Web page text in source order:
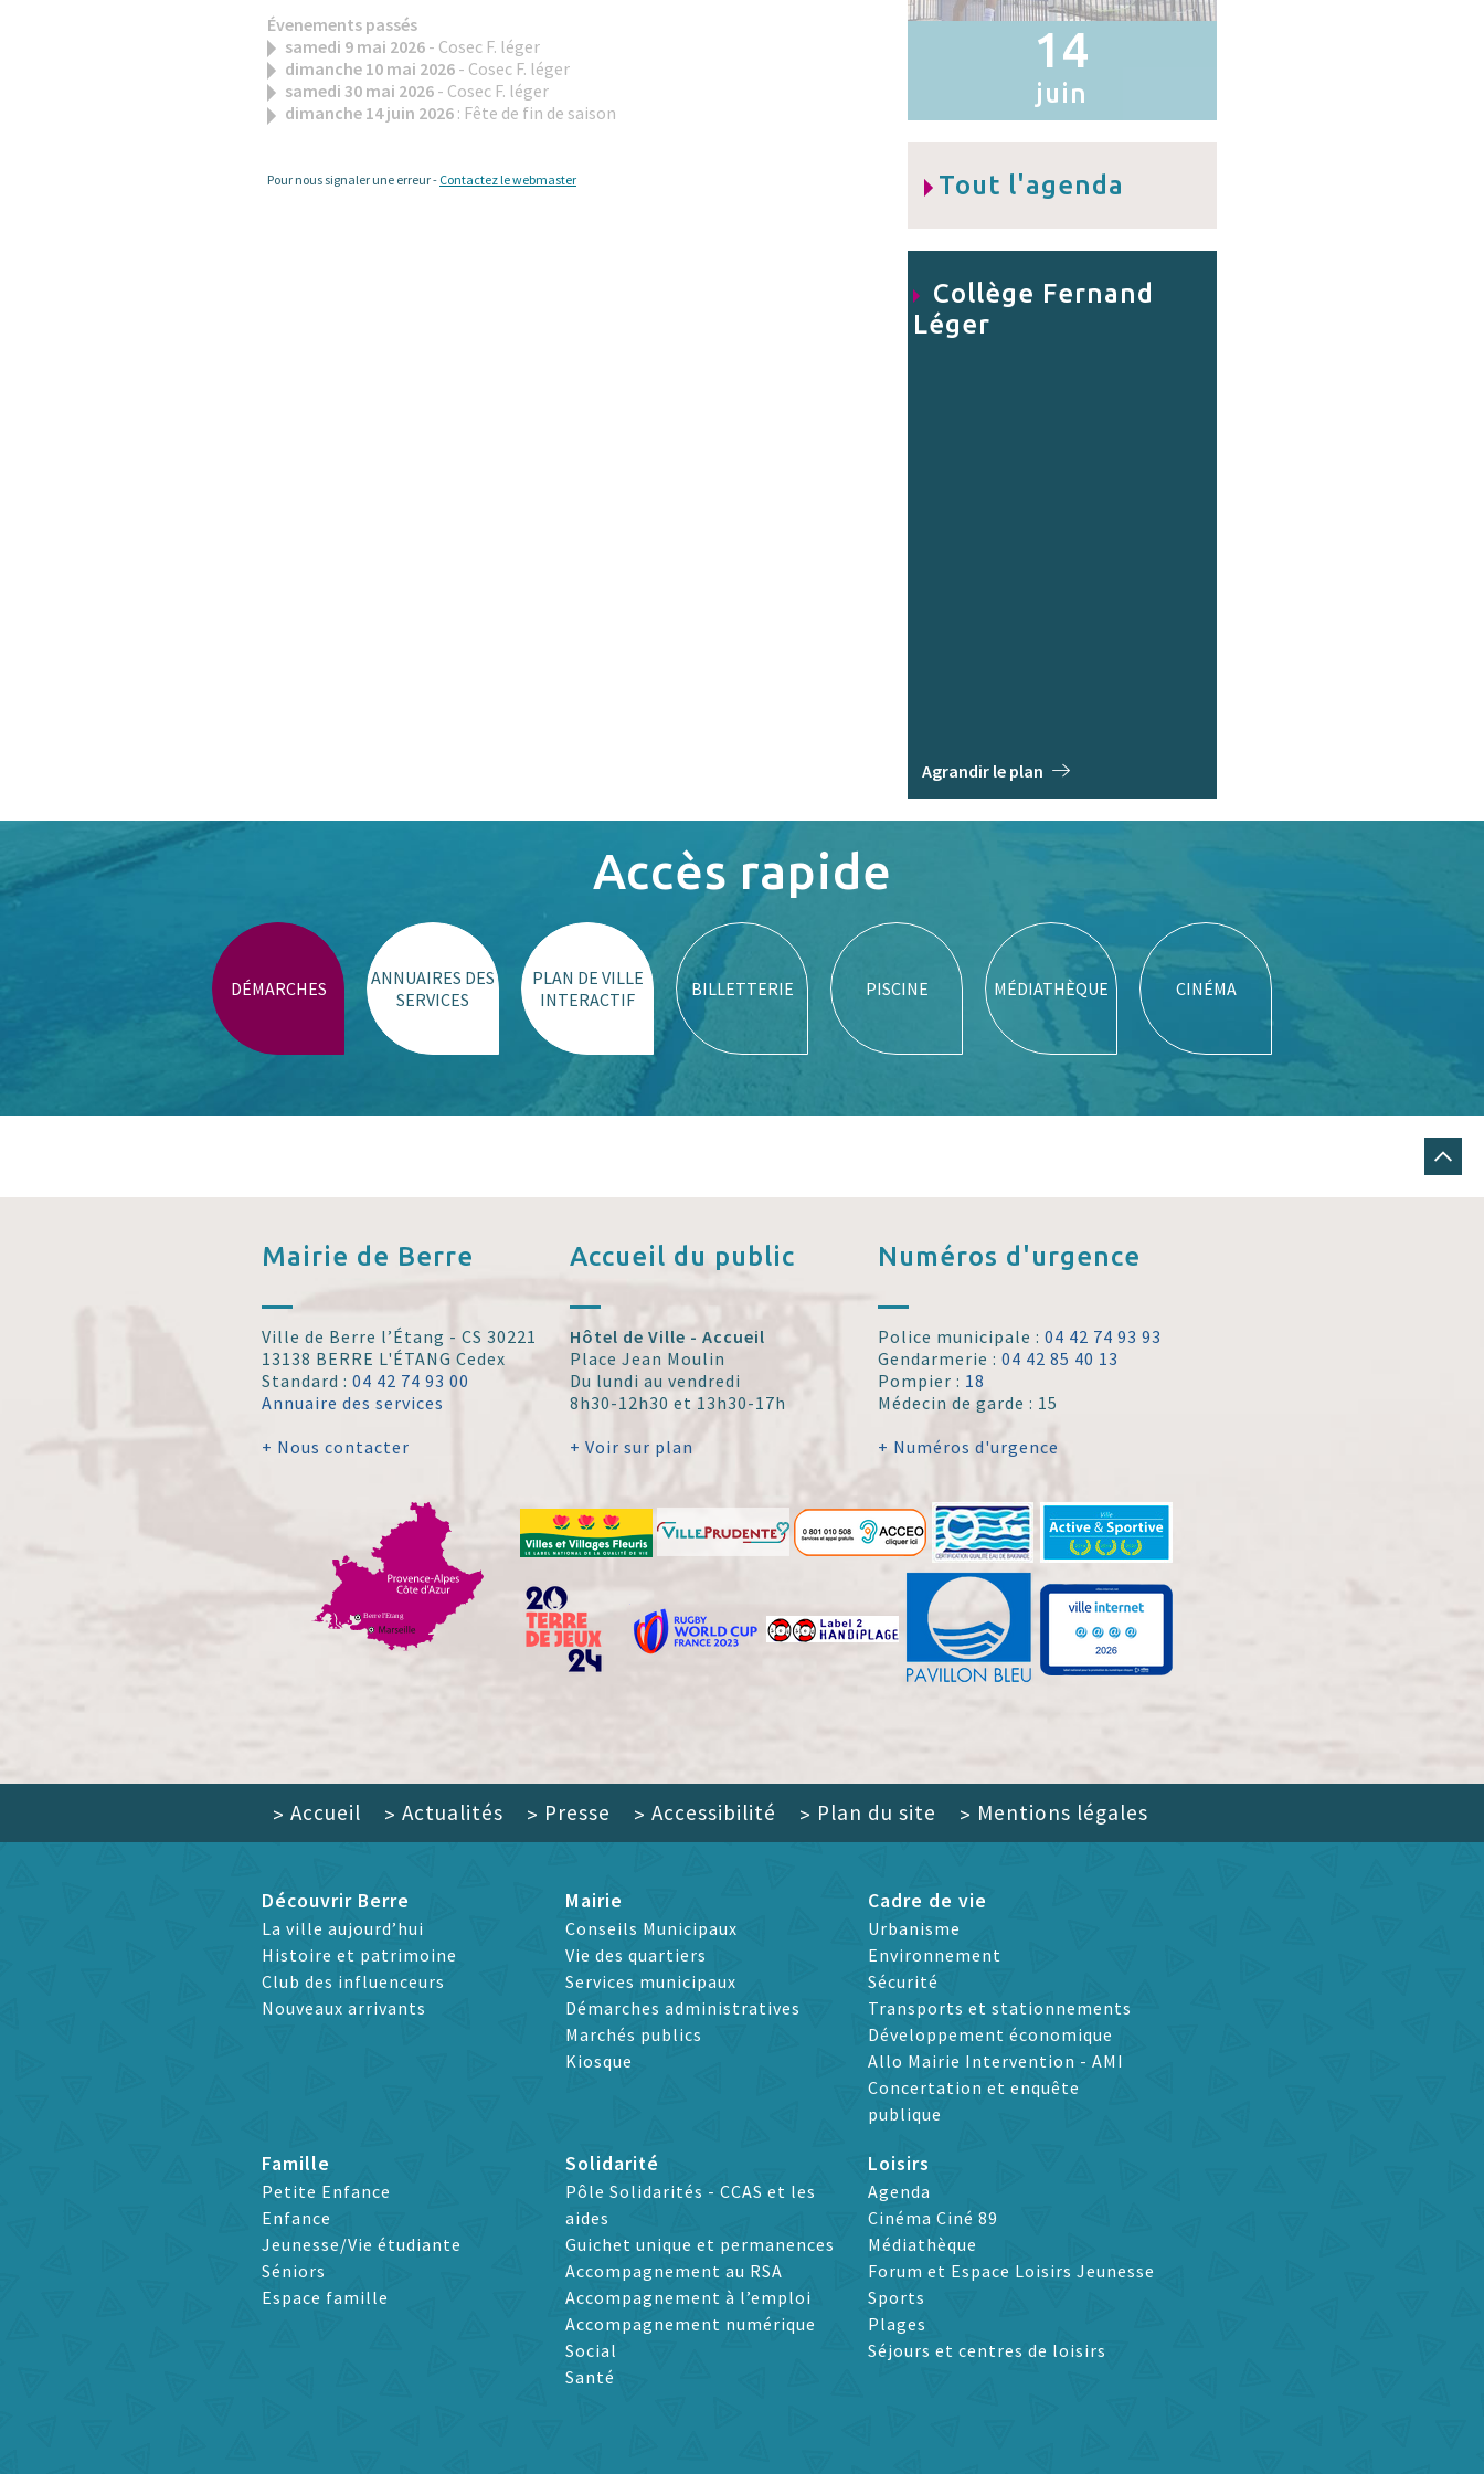
Évenements passés
samedi 9 mai 2026 - Cosec F. léger
dimanche 10 mai 2026 - Cosec F. léger
samedi 30 mai 2026 - Cosec F. léger
dimanche 14 juin 2026 : Fête de fin de saison
Pour nous signaler une erreur - Contactez le webmaster
14
juin
Tout l'agenda
Collège Fernand
Léger
Agrandir le plan
Accès rapide
DÉMARCHES
ANNUAIRES DES
SERVICES
PLAN DE VILLE
INTERACTIF
BILLETTERIE PISCINE MÉDIATHÈQUE CINÉMA
Mairie de Berre
Ville de Berre l’Étang - CS 30221
13138 BERRE L'ÉTANG Cedex
Standard :04 42 74 93 00
Annuaire des services
+ Nous contacter
Accueil du public
Hôtel de Ville - Accueil
Place Jean Moulin
Du lundi au vendredi
8h30-12h30 et 13h30-17h
+ Voir sur plan
Numéros d'urgence
Police municipale :04 42 74 93 93
Gendarmerie :04 42 85 40 13
Pompier : 18
Médecin de garde : 15
+ Numéros d'urgence
> Accueil > Actualités > Presse > Accessibilité > Plan du site > Mentions légales
Découvrir Berre
La ville aujourd’hui
Histoire et patrimoine
Club des influenceurs
Nouveaux arrivants
Mairie
Conseils Municipaux
Vie des quartiers
Services municipaux
Démarches administratives
Marchés publics
Kiosque
Cadre de vie
Urbanisme
Environnement
Sécurité
Transports et stationnements
Développement économique
Allo Mairie Intervention - AMI
Concertation et enquête
publique
Famille
Petite Enfance
Enfance
Jeunesse/Vie étudiante
Séniors
Espace famille
Solidarité
Pôle Solidarités - CCAS et les
aides
Guichet unique et permanences
Accompagnement au RSA
Accompagnement à l’emploi
Accompagnement numérique
Social
Santé
Loisirs
Agenda
Cinéma Ciné 89
Médiathèque
Forum et Espace Loisirs Jeunesse
Sports
Plages
Séjours et centres de loisirs